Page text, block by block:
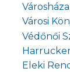
Városháza
Városi
Védőnői
Eleki